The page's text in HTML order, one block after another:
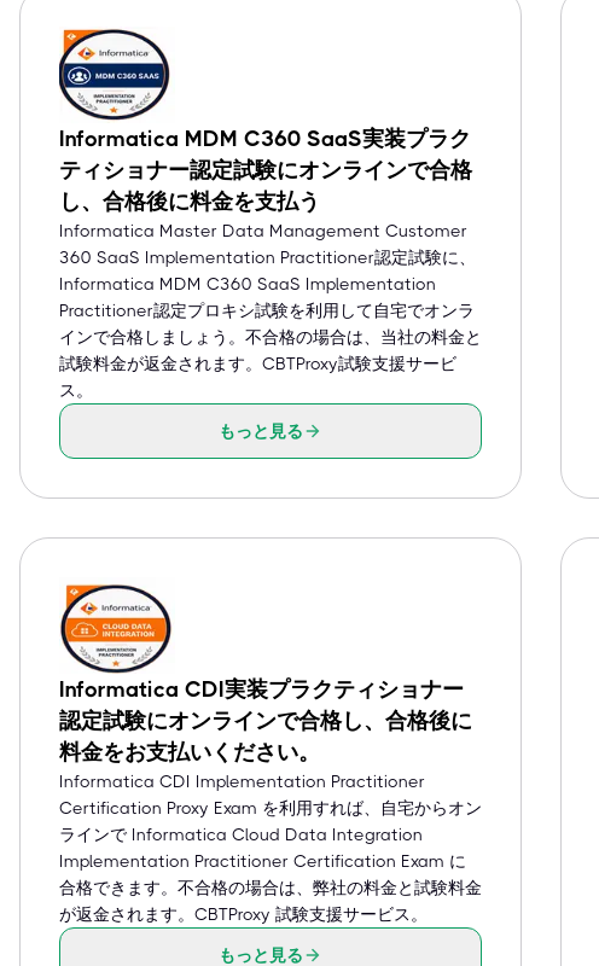
Informatica MDM C360 SaaS実装プラク
ティショナー認定試験にオンラインで合格
し、合格後に料金を支払う
Informatica Master Data Management Customer
360 SaaS Implementation Practitioner認定試験に、
Informatica MDM C360 SaaS Implementation
Practitioner認定プロキシ試験を利用して自宅でオンラ
インで合格しましょう。不合格の場合は、当社の料金と
試験料金が返金されます。CBTProxy試験支援サービ
ス。
もっと見る
Informatica CDI実装プラクティショナー
認定試験にオンラインで合格し、合格後に
料金をお支払いください。
Informatica CDI Implementation Practitioner
Certification Proxy Exam を利用すれば、自宅からオン
ラインで Informatica Cloud Data Integration
Implementation Practitioner Certification Exam に
合格できます。不合格の場合は、弊社の料金と試験料金
が返金されます。CBTProxy 試験支援サービス。
もっと見る